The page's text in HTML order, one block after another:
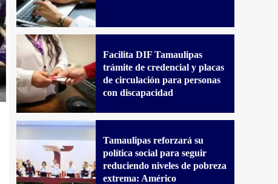
Facilita DIF Tamaulipas
trámite de credencial y placas
de circulación para personas
con discapacidad
Tamaulipas reforzará su
política social para seguir
reduciendo niveles de pobreza
extrema: Américo